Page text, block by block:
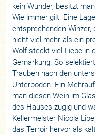
kein Wunder, besitzt
Wie immer gilt: Eine
entsprechenden
nicht viel mehr als ein
Wolf steckt viel Liebe in
Gemarkung. So
Trauben nach den
Unterböden. Ein
man diesen Wein im
des Hauses zügig und
Kellermeister Nicola
das Terroir hervor als